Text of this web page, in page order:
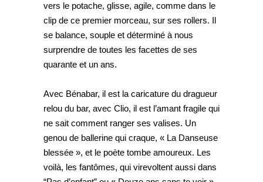
vers le potache, glisse, agile, comme dans le
clip de ce premier morceau, sur ses rollers. Il
se balance, souple et déterminé à nous
surprendre de toutes les facettes de ses
quarante et un ans.
Avec Bénabar, il est la caricature du dragueur
relou du bar, avec Clio, il est l’amant fragile qui
ne sait comment ranger ses valises. Un
genou de ballerine qui craque, « La Danseuse
blessée », et le poète tombe amoureux. Les
voilà, les fantômes, qui virevoltent aussi dans